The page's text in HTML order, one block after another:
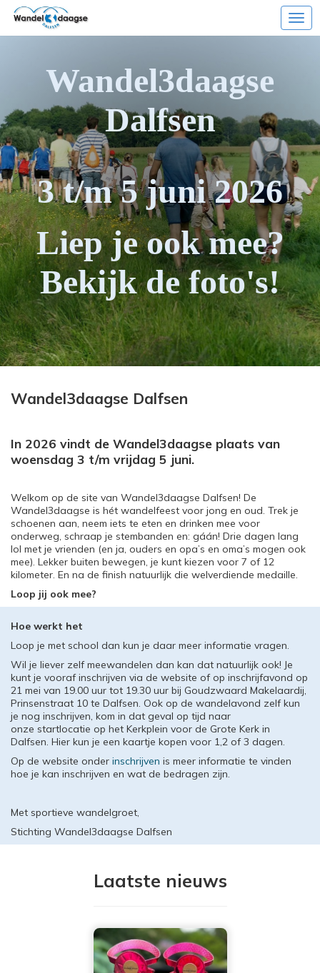
Wandel3daagse
Dalfsen
3 t/m 5 juni 2026
Liep je ook mee?
Bekijk de foto's!
Wandel3daagse Dalfsen
In 2026 vindt de Wandel3daagse plaats van
woensdag 3 t/m vrijdag 5 juni.
Welkom op de site van Wandel3daagse Dalfsen! De
Wandel3daagse is hét wandelfeest voor jong en oud. Trek je
schoenen aan, neem iets te eten en drinken mee voor
onderweg, schraap je stembanden en: gáán! Drie dagen lang
lol met je vrienden (en ja, ouders en opa’s en oma’s mogen ook
mee). Lekker buiten bewegen, je kunt kiezen voor 7 of 12
kilometer. En na de finish natuurlijk die welverdiende medaille.
Loop jij ook mee?
Hoe werkt het
Loop je met school dan kun je daar meer informatie vragen.
Wil je liever zelf meewandelen dan kan dat natuurlijk ook! Je
kunt je vooraf inschrijven via de website of op inschrijfavond op
21 mei van 19.00 uur tot 19.30 uur bij Goudzwaard Makelaardij,
Prinsenstraat 10 te Dalfsen. Ook op de wandelavond zelf kun
je nog inschrijven, kom in dat geval op tijd naar
onze startlocatie op het Kerkplein voor de Grote Kerk in
Dalfsen. Hier kun je een kaartje kopen voor 1,2 of 3 dagen.
Op de website onder inschrijven is meer informatie te vinden
hoe je kan inschrijven en wat de bedragen zijn.
Met sportieve wandelgroet,
Stichting Wandel3daagse Dalfsen
Laatste nieuws